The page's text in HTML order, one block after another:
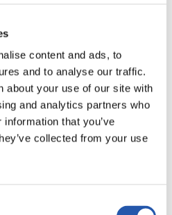
content and ads, to
and to analyse our traffic.
about your use of our site with
and analytics partners who
that you’ve
collected from your use